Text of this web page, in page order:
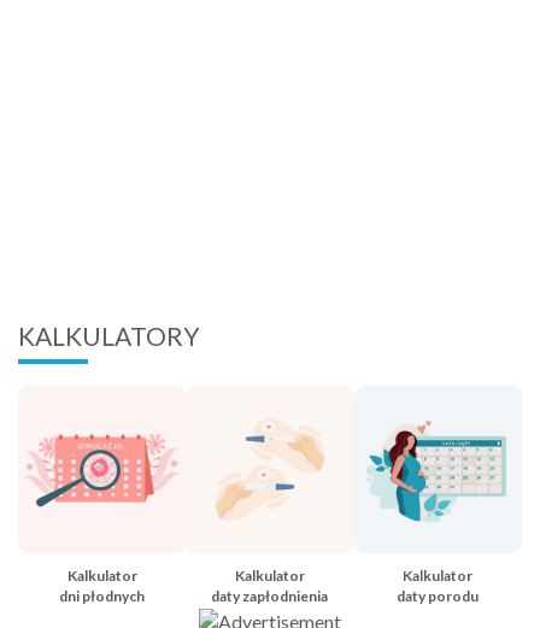
KALKULATORY
Kalkulator
dni płodnych
Kalkulator
daty zapłodnienia
Kalkulator
daty porodu